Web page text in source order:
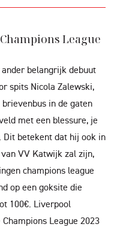
League
belangrijk debuut
spits Nicola Zalewski,
in de gaten
met een blessure, je
Dit betekent dat hij ook in
VV Katwijk zal zijn,
champions league
op een goksite die
100€. Liverpool
League 2023